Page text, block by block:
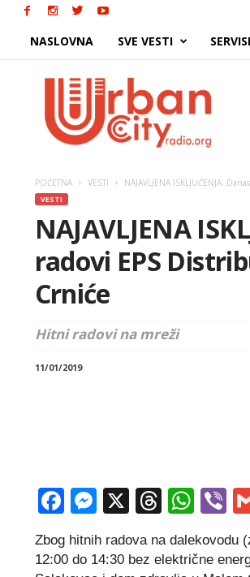
NASLOVNA SVE VESTI
POČETNA VESTI NAJAVLJENA ISKLJUČENJA:
VESTI
NAJAVLJENA
radovi EPS
Crniće
Hitni radovi na mreži
11/01/2019
Facebook
Messenger
X
Zbog hitnih radova na dalekovodu
12:00 do 14:30 bez električne